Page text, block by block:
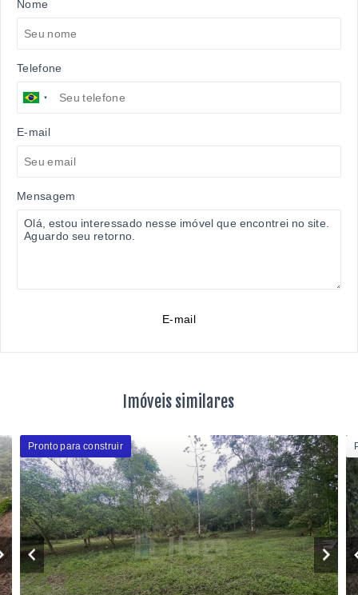
Nome
Telefone
E-mail
Mensagem
E-mail
Imóveis similares
Pronto para construir